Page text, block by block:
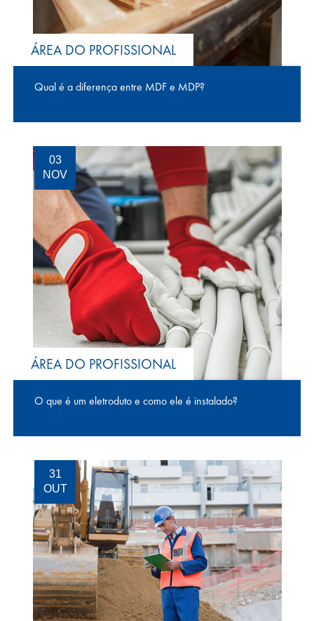
ÁREA DO PROFISSIONAL
Qual é a diferença entre MDF e MDP?
03
NOV
ÁREA DO PROFISSIONAL
O que é um eletroduto e como ele é instalado?
31
OUT